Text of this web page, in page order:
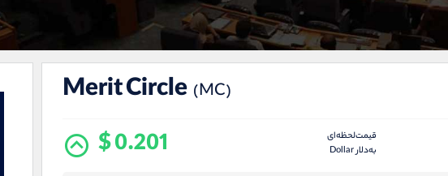
Merit Circle (MC)
قیمت‌لحظه‌ای
به‌دلار Dollar
$ 0.201